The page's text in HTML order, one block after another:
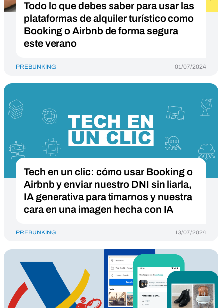
Todo lo que debes saber para usar las
plataformas de alquiler turístico como
Booking o Airbnb de forma segura
este verano
PREBUNKING 01/07/2024
Tech en un clic: cómo usar Booking o
Airbnb y enviar nuestro DNI sin liarla,
IA generativa para timarnos y nuestra
cara en una imagen hecha con IA
PREBUNKING 13/07/2024